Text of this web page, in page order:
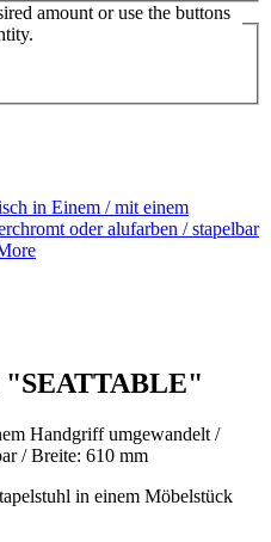
amount or use the buttons
in Einem / mit einem
oder alufarben / stapelbar
Handgriff umgewandelt /
/ Breite: 610 mm
in einem Möbelstück